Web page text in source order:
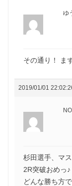
ゆ
その通り！ ま
2019/01/01
杉田選手、マ
2R突破おめっ♪
どんな勝ち方